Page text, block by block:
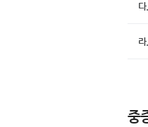
다.
라.
중